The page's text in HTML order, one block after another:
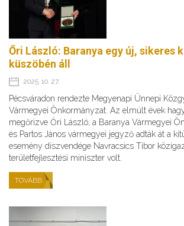
Őri László: Baranya egy új, sikeres
küszöbén áll
2025. 10. 27.
Pécsváradon rendezte Megyenapi Ünnepi
Vármegyei Önkormányzat. Az elmúlt évek
megőrizve Őri László, a Baranya Vármegyei
és Partos János vármegyei jegyző adták át a
esemény díszvendége Navracsics Tibor
területfejlesztési miniszter volt.
TOVÁBB